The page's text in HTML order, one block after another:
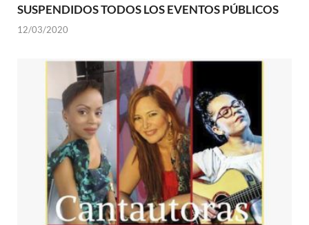
SUSPENDIDOS TODOS LOS EVENTOS PÚBLICOS
12/03/2020